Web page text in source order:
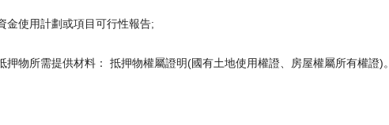
金使用計劃或項目可行性報告;
押物所需提供材料： 抵押物權屬證明(國有土地使用權證、房屋權屬所有權證)。